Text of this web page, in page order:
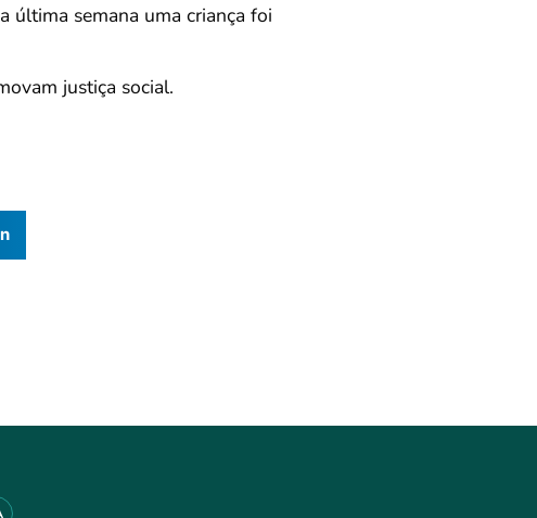
última semana uma criança foi
justiça social.